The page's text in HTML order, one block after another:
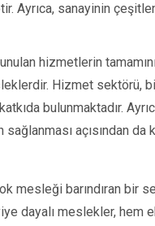
Ayrıca, sanayinin
hizmetlerin
Hizmet sektörü,
bulunmaktadır.
açısından da
mesleği barındıran bir
dayalı meslekler, hem